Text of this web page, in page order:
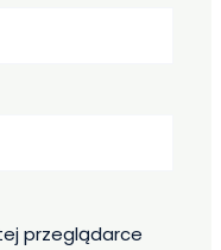
przeglądarce